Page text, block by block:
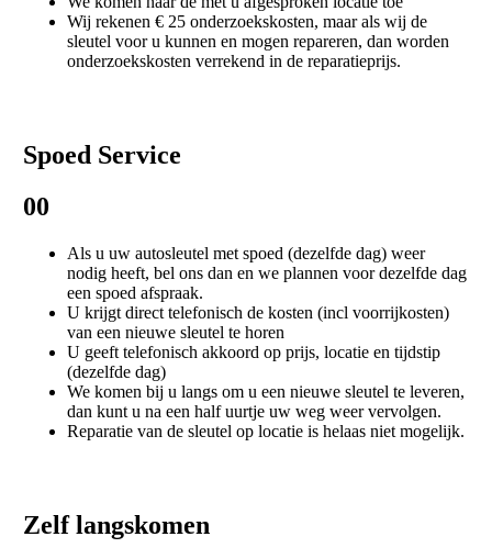
Wij rekenen € 25 onderzoekskosten, maar als wij de
sleutel voor u kunnen en mogen repareren, dan worden
onderzoekskosten verrekend in de reparatieprijs.
Spoed Service
00
Als u uw autosleutel met spoed (dezelfde dag) weer
nodig heeft, bel ons dan en we plannen voor dezelfde dag
een spoed afspraak.
U krijgt direct telefonisch de kosten (incl voorrijkosten)
van een nieuwe sleutel te horen
U geeft telefonisch akkoord op prijs, locatie en tijdstip
(dezelfde dag)
We komen bij u langs om u een nieuwe sleutel te leveren,
dan kunt u na een half uurtje uw weg weer vervolgen.
Reparatie van de sleutel op locatie is helaas niet mogelijk.
Zelf langskomen